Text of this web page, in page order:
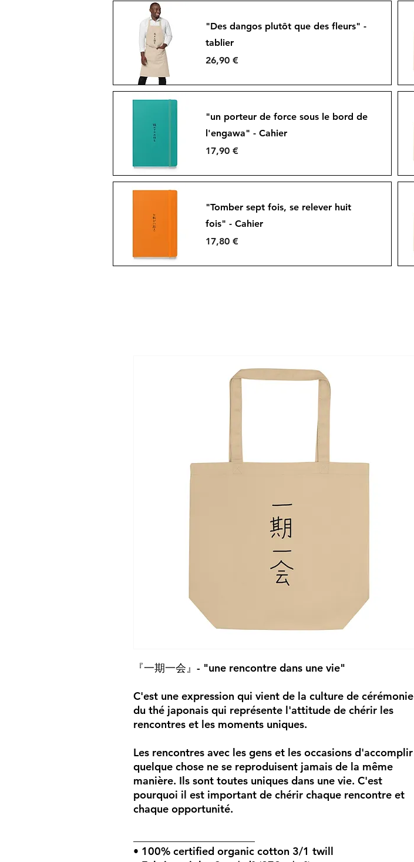
Aperçu rapide
Aperçu rapide
"Des dangos plutôt que des fleurs" -
tablier
Prix
26,90 €
Aperçu rapide
"un porteur de force sous le bord de
l'engawa" - Cahier
Prix
17,90 €
"Tomber sept fois, se relever huit
fois" - Cahier
Prix
17,80 €
『一期一会』- "une rencontre dans une vie"
C'est une expression qui vient de la culture de cérémonie
du thé japonais qui représente l'attitude de chérir les
rencontres et les moments uniques.
Les rencontres avec les gens et les occasions d'accomplir
quelque chose ne se reproduisent jamais de la même
manière. Ils sont toutes uniques dans une vie. C'est
pourquoi il est important de chérir chaque rencontre et
chaque opportunité.
• 100% certified organic cotton 3/1 twill